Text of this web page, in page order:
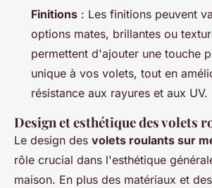
Finitions : Les finitions peuvent
options mates, brillantes ou
permettent d'ajouter une touche
unique à vos volets, tout en
résistance aux rayures et aux UV.
Design et esthétique des volets
Le design des volets roulants sur
rôle crucial dans l'esthétique
maison. En plus des matériaux et